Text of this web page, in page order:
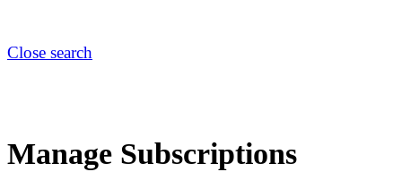
Close search
Manage Subscriptions